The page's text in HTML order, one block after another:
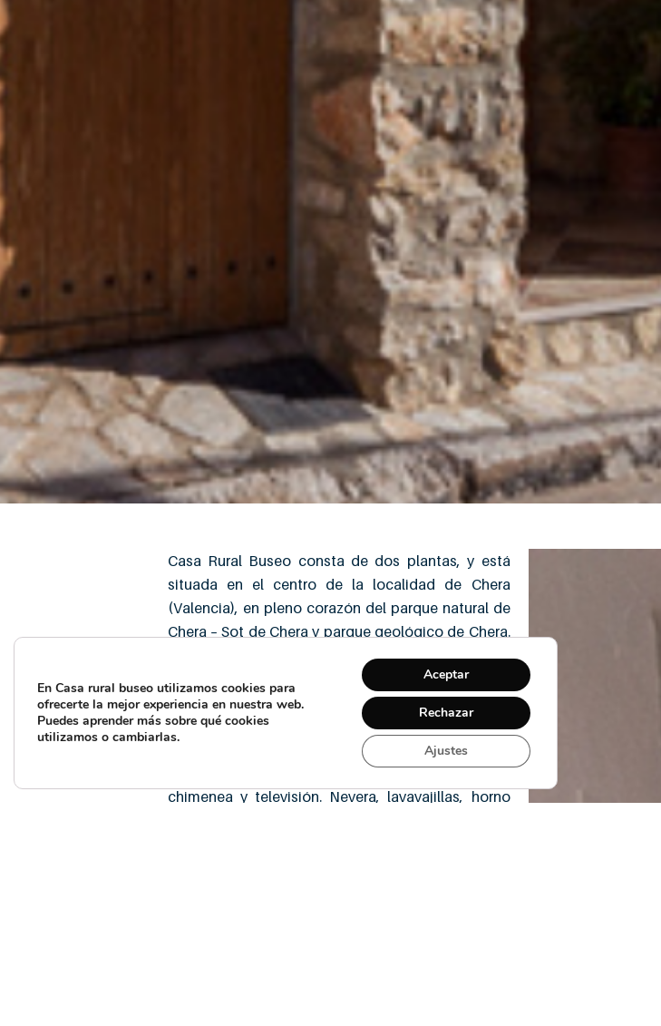
Casa Rural Buseo consta de dos plantas, y está
situada en el centro de la localidad de Chera
(Valencia), en pleno corazón del parque natural de
Chera – Sot de Chera y parque geológico de Chera.
Mantiene el estilo de casa de pueblo donde
predomina la madera, y tiene una capacidad
máxima de 11 personas.
Dispone de 4 habitaciones dobles, con posibilidad
de camas supletorias. Comedor-cocina con
chimenea y televisión. Nevera, lavavajillas, horno
En Casa rural buseo utilizamos cookies para
ofrecerte la mejor experiencia en nuestra web.
Puedes aprender más sobre qué cookies
utilizamos o cambiarlas.
Aceptar
Rechazar
Ajustes